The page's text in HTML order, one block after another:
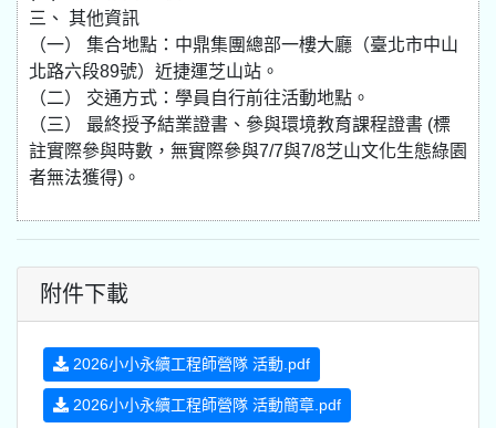
三、 其他資訊
（一） 集合地點：中鼎集團總部一樓大廳（臺北市中山
北路六段89號）近捷運芝山站。
（二） 交通方式：學員自行前往活動地點。
（三） 最終授予結業證書、參與環境教育課程證書 (標
註實際參與時數，無實際參與7/7與7/8芝山文化生態綠園
者無法獲得)。
附件下載
2026小小永續工程師營隊 活動.pdf
2026小小永續工程師營隊 活動簡章.pdf